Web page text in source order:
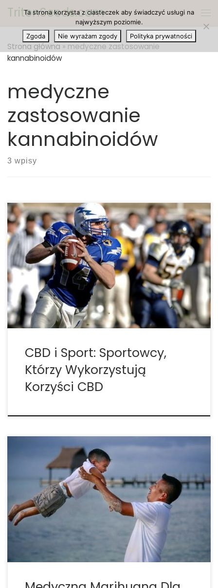
Przejdź do treści
TritonSeeds.com
Strona główna » medyczne zastosowanie
kannabinoidów
medyczne
zastosowanie
kannabinoidów
3 wpisy
CBD i sport. Sportowcy, którzy wykorzystują korzyści
CBD. Wielu sportowców wykorzystuje CBD, aby
pomóc sobie w doświadczanych problemach
fizycznych. Świat sportu zawodowego od zawsze
obarczony jest wieloma wyzwaniami oraz
kontuzjami, które często spotykają sportowców i
towarzyszą im aż do końca […]
CBD i Sport: Sportowcy,
Którzy Wykorzystują
Korzyści CBD
Medyczna marihuana dla dzieci – Coraz więcej
rodziców sięga po CBD. Rodzice ciężko pracują, aby
zapewnić swoim dzieciom jak najlepsze życie, a
wraz z rozprzestrzenianiem się wiedzy o medycznej
marihuanie, coraz więcej z nich sięga po CBD. Każdy
rodzic niewątpliwie […]
Ta strona korzysta z ciasteczek aby świadczyć usługi na
najwyższym poziomie.
Zgoda
Nie wyrażam zgody Polityka prywatności